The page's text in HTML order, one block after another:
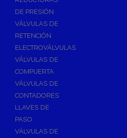
DE PRESIÓN
VÁLVULAS DE
RETENCIÓN
ELECTROVÁLVULAS
VÁLVULAS DE
COMPUERTA
VÁLVULAS DE
CONTADORES
LLAVES DE
PASO
VÁLVULAS DE